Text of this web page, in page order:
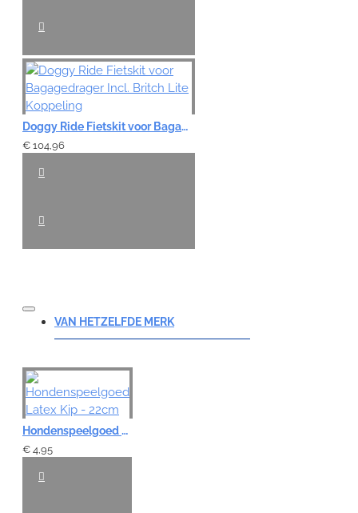
Doggy Ride Fietskit voor Bagagedrager Incl. Britch Lite Koppeling
€ 104,96
VAN HETZELFDE MERK
Hondenspeelgoed Latex Kip - 22cm
€ 4,95